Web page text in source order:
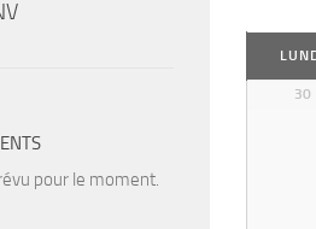
par 30
pour le moment.